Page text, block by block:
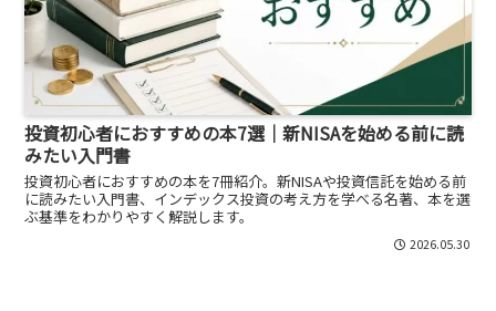
投資初心者におすすめの本7選｜新NISAを始める前に読
みたい入門書
投資初心者におすすめの本を7冊紹介。新NISAや投資信託を始める前
に読みたい入門書、インデックス投資の考え方を学べる名著、本を選
ぶ基準をわかりやすく解説します。
2026.05.30